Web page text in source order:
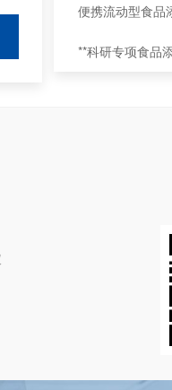
场景选型指南
便携流动型食品
型对比（执法下
**科研专项食品